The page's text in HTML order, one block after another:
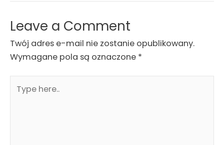
Leave a Comment
Twój adres e-mail nie zostanie opublikowany.
Wymagane pola są oznaczone *
here..